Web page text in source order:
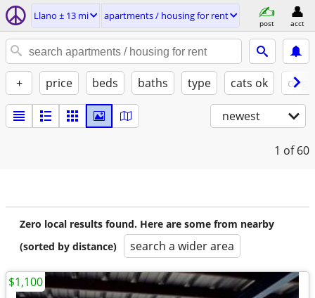
Llano ± 13 mi apartments / housing for rent
post acct
+ price beds baths type cats ok
newest
1 of 60
Zero local results found. Here are some from nearby
(sorted by distance)
search a wider area
$1,100